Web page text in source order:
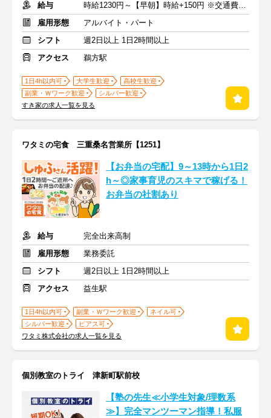
給与
時給1230円～【早朝】時給+150円 ※交通費支給
雇用形態
アルバイト・パート
シフト
週2日以上 1日2時間以上
アクセス
鵜方駅
1日4h以内可 大学生歓迎
高校生歓迎
副業・Ｗワーク歓迎
シルバー歓迎
すき家の求人一覧を見る
ワタミの宅食 三重桑名営業所【1251】
【お弁当の宅配】9～13時から1日2
h～◎家事育児のスキマで稼げる！
お弁当の社割あり
給与
完全出来高制
雇用形態
業務委託
シフト
週2日以上 1日2時間以上
アクセス
益生駅
1日4h以内可 副業・Ｗワーク歓迎
ネイル可
シルバー歓迎
ピアス可
ワタミ株式会社の求人一覧を見る
個別教室のトライ 津新町駅前校
【塾の先生≪小学生対象/理数系
≫】完全マンツーマン指導！私服